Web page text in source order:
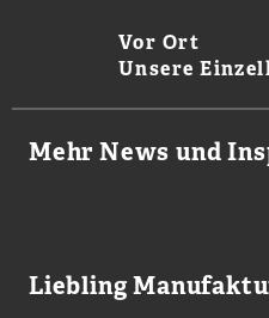
Vor Ort
Unsere
Mehr News und
Liebling